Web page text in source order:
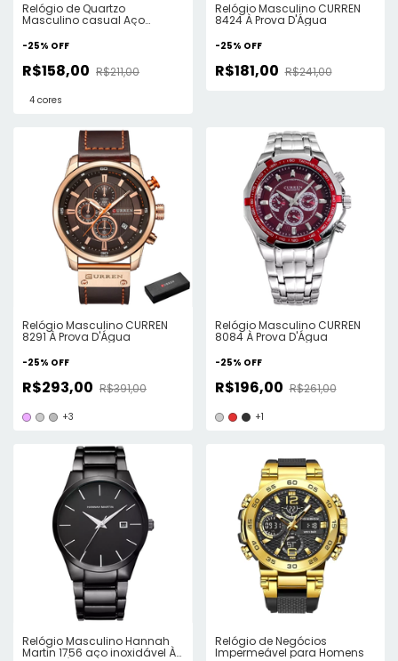
Relógio de Quartzo
Masculino casual Aço
-25% OFF
R$158,00 R$211,00
4 cores
Relógio Masculino CURREN
8424 À Prova D'Água
-25% OFF
R$181,00 R$241,00
Relógio Masculino CURREN
8291 À Prova D'Água
-25% OFF
R$293,00 R$391,00
+3
Relógio Masculino CURREN
8084 À Prova D'Água
-25% OFF
R$196,00 R$261,00
+1
Relógio Masculino Hannah
Martin 1756 aço inoxidável À
Relógio de Negócios
Impermeável para Homens